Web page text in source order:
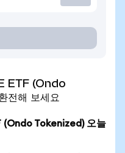
ETF (Ondo
전해 보세요
(Ondo Tokenized) 오늘